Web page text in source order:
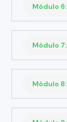
Módulo 6:
Módulo 7:
Módulo 8: